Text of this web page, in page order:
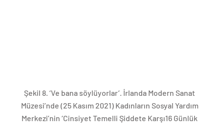
tanımlarının varsayımlarının IPV deneyimlemiş olanlar
için nasıl uygunsuz olabileceğini vurguladı. ‘Yaralı bir
şehir’ bağlamında (2012’ye kadar), feminist topluluk